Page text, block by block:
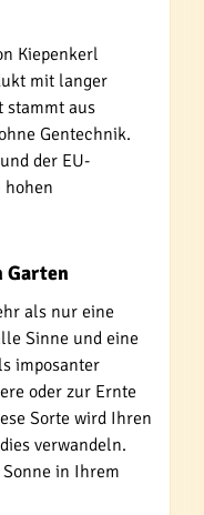
Kiepenkerl
mit langer
stammt aus
Gentechnik.
der EU-
hohen
Garten
als nur eine
Sinne und eine
imposanter
oder zur Ernte
Sorte wird Ihren
verwandeln.
in Ihrem